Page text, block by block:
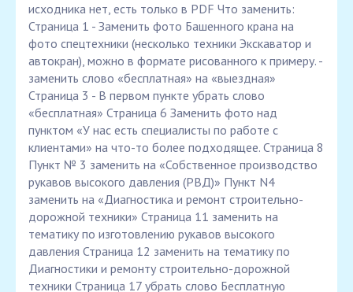
исходника нет, есть только в PDF Что заменить:
Страница 1 - Заменить фото Башенного крана на
фото спецтехники (несколько техники Экскаватор и
автокран), можно в формате рисованного к примеру. -
заменить слово «бесплатная» на «выездная»
Страница 3 - В первом пункте убрать слово
«бесплатная» Страница 6 Заменить фото над
пунктом «У нас есть специалисты по работе с
клиентами» на что-то более подходящее. Страница 8
Пункт № 3 заменить на «Собственное производство
рукавов высокого давления (РВД)» Пункт N4
заменить на «Диагностика и ремонт строительно-
дорожной техники» Страница 11 заменить на
тематику по изготовлению рукавов высокого
давления Страница 12 заменить на тематику по
Диагностики и ремонту строительно-дорожной
техники Страница 17 убрать слово Бесплатную